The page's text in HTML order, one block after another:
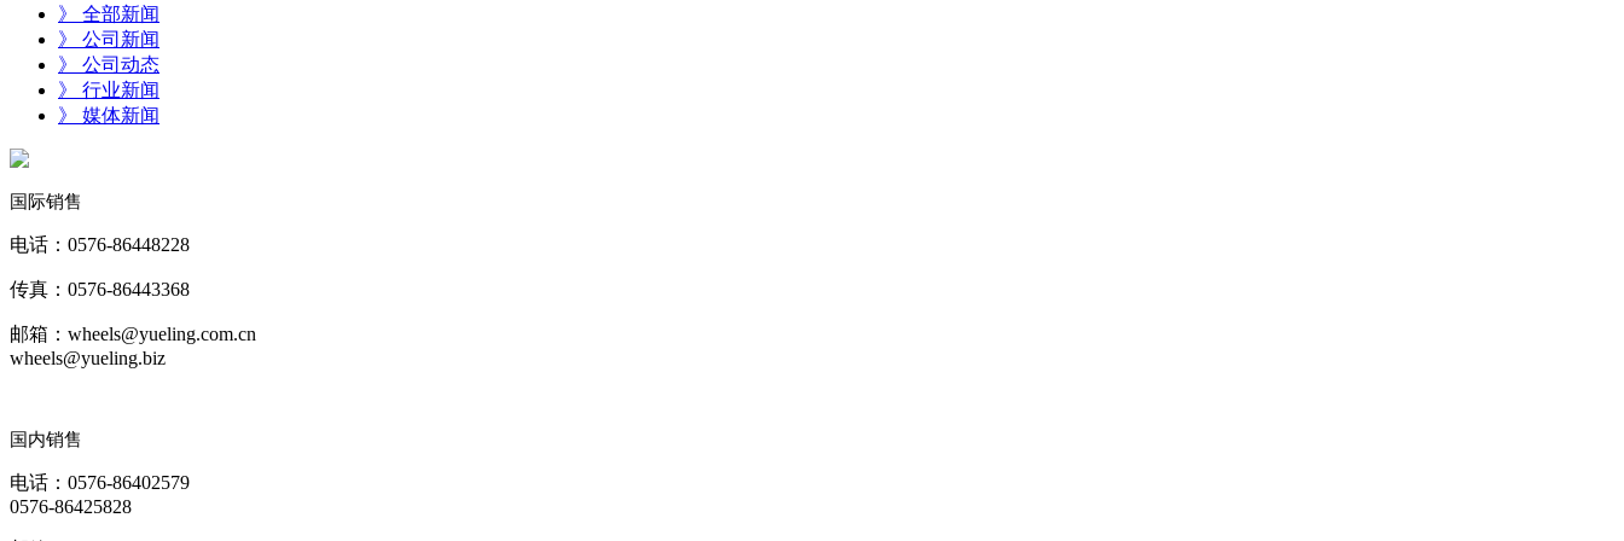
》 全部新闻
》 公司新闻
》 公司动态
》 行业新闻
》 媒体新闻
国际销售
电话：0576-86448228
传真：0576-86443368
邮箱：wheels@yueling.com.cn
wheels@yueling.biz
国内销售
电话：0576-86402579
0576-86425828